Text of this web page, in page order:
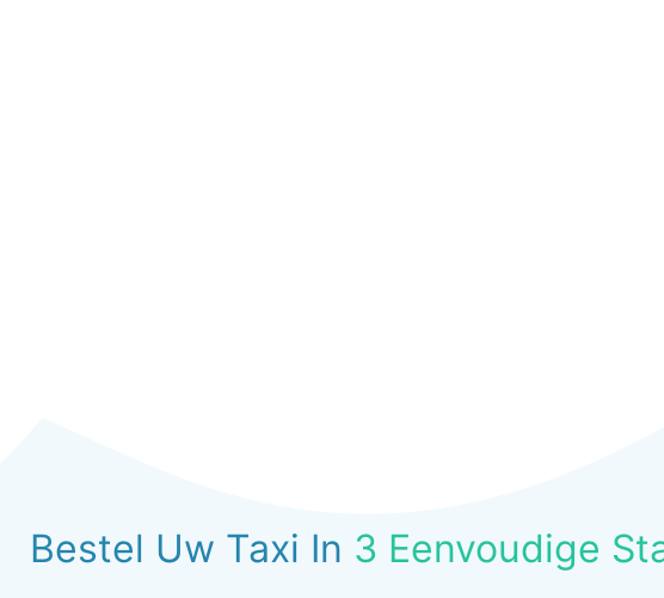
Bestel Uw Taxi In 3 Eenvoudige